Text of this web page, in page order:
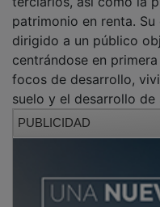
patrimonio en renta.
dirigido a un público
centrándose en
focos de desarrollo,
suelo y el desarrollo de